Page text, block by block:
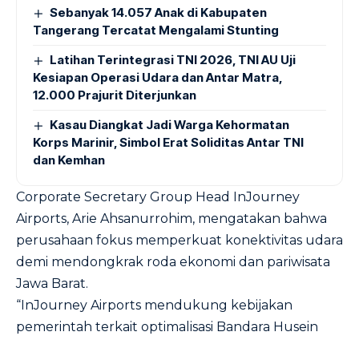
Sebanyak 14.057 Anak di Kabupaten
Tangerang Tercatat Mengalami Stunting
Latihan Terintegrasi TNI 2026, TNI AU Uji
Kesiapan Operasi Udara dan Antar Matra,
12.000 Prajurit Diterjunkan
Kasau Diangkat Jadi Warga Kehormatan
Korps Marinir, Simbol Erat Soliditas Antar TNI
dan Kemhan
Corporate Secretary Group Head InJourney
Airports, Arie Ahsanurrohim, mengatakan bahwa
perusahaan fokus memperkuat konektivitas udara
demi mendongkrak roda ekonomi dan pariwisata
Jawa Barat.
“InJourney Airports mendukung kebijakan
pemerintah terkait optimalisasi Bandara Husein